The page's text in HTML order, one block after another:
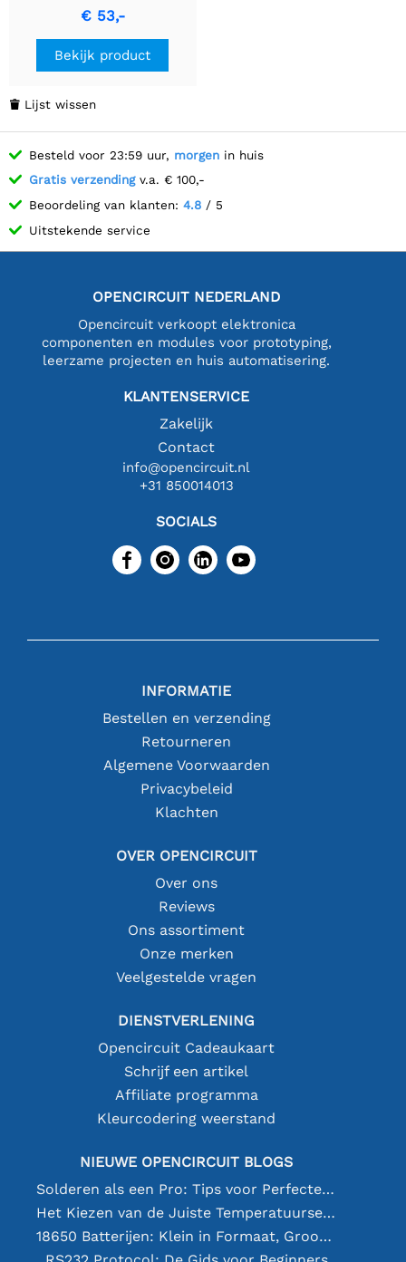
zelfaanzuigende pompen
€ 53,-
Bekijk product
 Lijst wissen
Besteld voor 23:59 uur, morgen in huis
Gratis verzendingv.a. € 100,-
Beoordeling van klanten: 4.8 / 5
Uitstekende service
OPENCIRCUIT NEDERLAND
Opencircuit verkoopt elektronica
componenten en modules voor prototyping,
leerzame projecten en huis automatisering.
KLANTENSERVICE
Zakelijk
Contact
info@opencircuit.nl
+31 850014013
SOCIALS
INFORMATIE
Bestellen en verzending
Retourneren
Algemene Voorwaarden
Privacybeleid
Klachten
OVER OPENCIRCUIT
Over ons
Reviews
Ons assortiment
Onze merken
Veelgestelde vragen
DIENSTVERLENING
Opencircuit Cadeaukaart
Schrijf een artikel
Affiliate programma
Kleurcodering weerstand
NIEUWE OPENCIRCUIT BLOGS
Solderen als een Pro: Tips voor Perfecte Elektronische Verbindingen
Het Kiezen van de Juiste Temperatuursensor [youtube]
18650 Batterijen: Klein in Formaat, Groot in Prestatie